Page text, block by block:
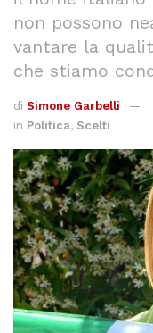
non possono
vantare la
che stiamo
di Simone Garbelli
in Politica, Scelti